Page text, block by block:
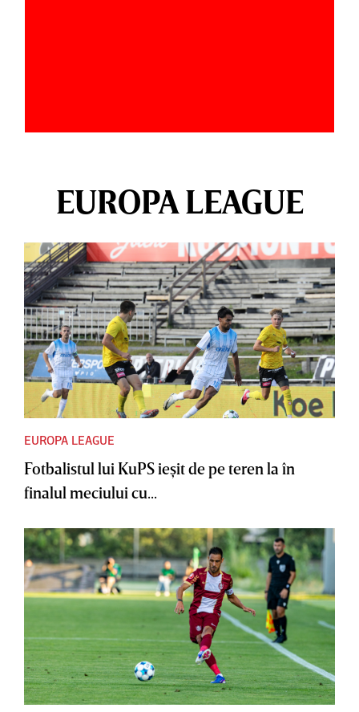
EUROPA LEAGUE
EUROPA LEAGUE
Fotbalistul lui KuPS ieşit de pe teren la în
finalul meciului cu...